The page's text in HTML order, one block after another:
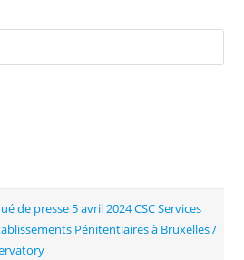
de presse 5 avril 2024 CSC Services
Pénitentiaires à Bruxelles /